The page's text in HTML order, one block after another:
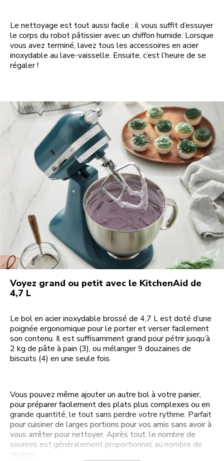
Le nettoyage est tout aussi facile : il vous suffit d’essuyer
le corps du robot pâtissier avec un chiffon humide. Lorsque
vous avez terminé, lavez tous les accessoires en acier
inoxydable au lave-vaisselle. Ensuite, c’est l’heure de se
régaler !
Voyez grand ou petit avec le KitchenAid de
4,7 L
Le bol en acier inoxydable brossé de 4,7 L est doté d’une
poignée ergonomique pour le porter et verser facilement
son contenu. Il est suffisamment grand pour pétrir jusqu’à
2 kg de pâte à pain (3), ou mélanger 9 douzaines de
biscuits (4) en une seule fois.
Vous pouvez même ajouter un autre bol à votre panier,
pour préparer facilement des plats plus complexes ou en
grande quantité, le tout sans perdre votre rythme. Parfait
pour cuisiner de larges portions pour vos amis sans avoir à
vous arrêter pour nettoyer. Après tout, le nombre de
sourires est généralement proportionnel au nombre de
cookies.